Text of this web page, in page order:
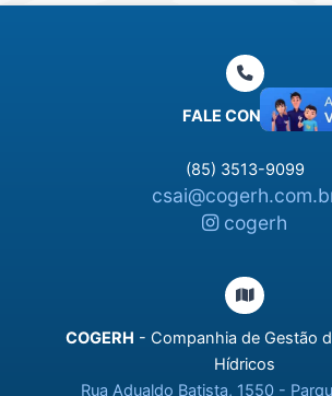
FALE CONOSCO
(85) 3513-9099
cogerh
COGERH - Companhia de Gestão
Hídricos
Rua Adualdo Batista, 1550 -